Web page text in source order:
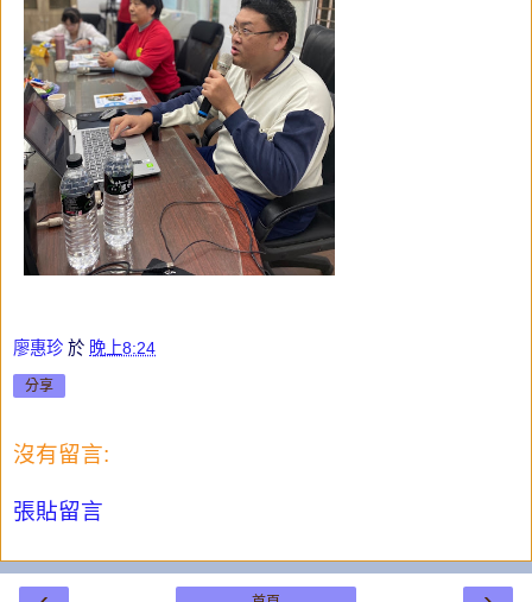
廖惠珍 於 晚上8:24
分享
沒有留言:
張貼留言